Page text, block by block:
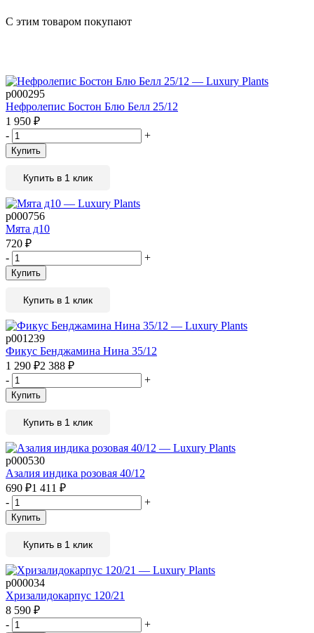
С этим товаром покупают
р000295
Нефролепис Бостон Блю Белл 25/12
1 950 ₽
-
+
Купить
Купить в 1 клик
р000756
Мята д10
720 ₽
-
+
Купить
Купить в 1 клик
р001239
Фикус Бенджамина Нина 35/12
1 290 ₽2 388 ₽
-
+
Купить
Купить в 1 клик
р000530
Азалия индика розовая 40/12
690 ₽1 411 ₽
-
+
Купить
Купить в 1 клик
р000034
Хризалидокарпус 120/21
8 590 ₽
-
+